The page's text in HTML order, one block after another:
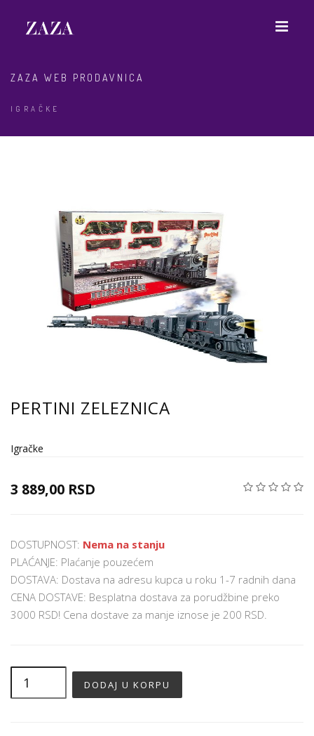
ZAZA WEB PRODAVNICA
IGRAČKE
PERTINI ZELEZNICA
Igračke
3 889,00 RSD
DOSTUPNOST: Nema na stanju
PLAĆANJE: Plaćanje pouzećem
DOSTAVA: Dostava na adresu kupca u roku 1-7 radnih dana
CENA DOSTAVE: Besplatna dostava za porudžbine preko
3000 RSD! Cena dostave za manje iznose je 200 RSD.